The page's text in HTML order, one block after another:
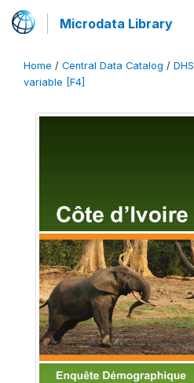
Microdata Library
Home / Central Data Catalog / DHS
variable [F4]